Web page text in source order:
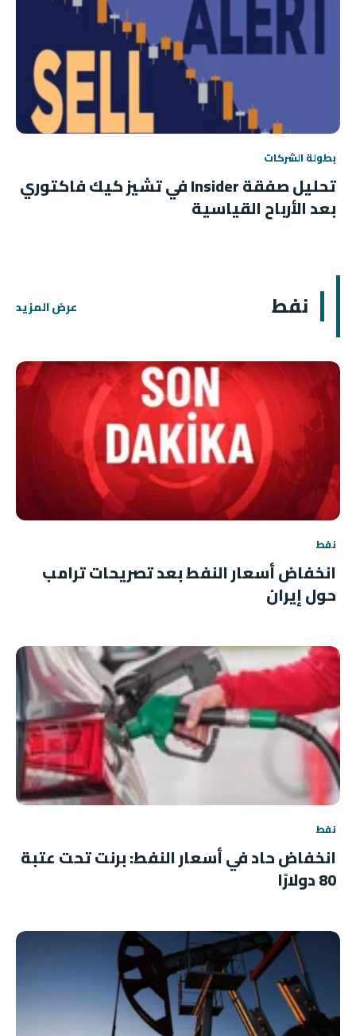
بطولة الشركات
تحليل صفقة Insider في تشيز كيك فاكتوري
بعد الأرباح القياسية
نفط عرض المزيد
نفط
انخفاض أسعار النفط بعد تصريحات ترامب
حول إيران
نفط
انخفاض حاد في أسعار النفط: برنت تحت عتبة
80 دولارًا